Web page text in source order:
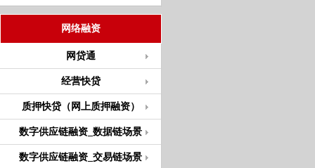
网络融资
网贷通
经营快贷
质押快贷（网上质押融资）
数字供应链融资_数据链场景
数字供应链融资_交易链场景